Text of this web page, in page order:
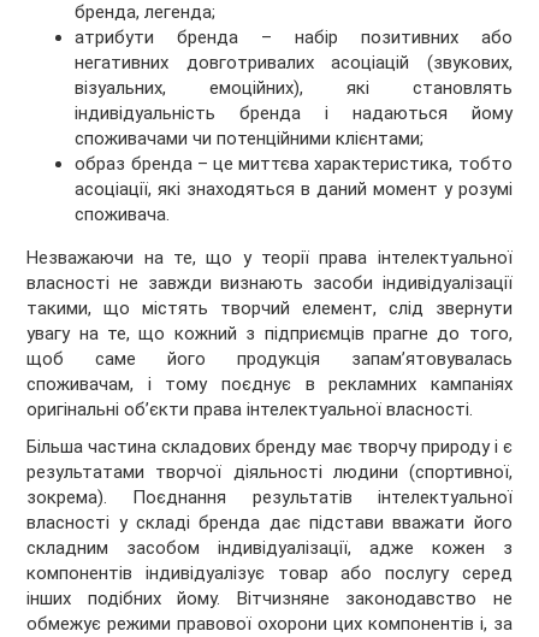
бренда, легенда;
атрибути бренда – набір позитивних або
негативних довготривалих асоціацій (звукових,
візуальних, емоційних), які становлять
індивідуальність бренда і надаються йому
споживачами чи потенційними клієнтами;
образ бренда – це миттєва характеристика, тобто
асоціації, які знаходяться в даний момент у розумі
споживача.
Незважаючи на те, що у теорії права інтелектуальної
власності не завжди визнають засоби індивідуалізації
такими, що містять творчий елемент, слід звернути
увагу на те, що кожний з підприємців прагне до того,
щоб саме його продукція запам’ятовувалась
споживачам, і тому поєднує в рекламних кампаніях
оригінальні об’єкти права інтелектуальної власності.
Більша частина складових бренду має творчу природу і є
результатами творчої діяльності людини (спортивної,
зокрема). Поєднання результатів інтелектуальної
власності у складі бренда дає підстави вважати його
складним засобом індивідуалізації, адже кожен з
компонентів індивідуалізує товар або послугу серед
інших подібних йому. Вітчизняне законодавство не
обмежує режими правової охорони цих компонентів і, за